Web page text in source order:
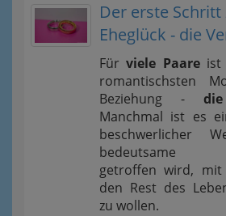
Der erste Schritt
Eheglück - die
Fürviele Paareist
romantischsten
Beziehung -
Manchmal ist es
beschwerlicher
bedeutsame
getroffen wird,
den Rest des
zu wollen.